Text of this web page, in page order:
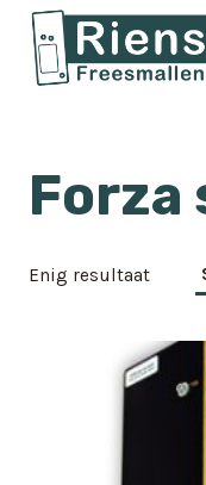
Doorgaan
naar
inhoud
Forza
Enig resultaat